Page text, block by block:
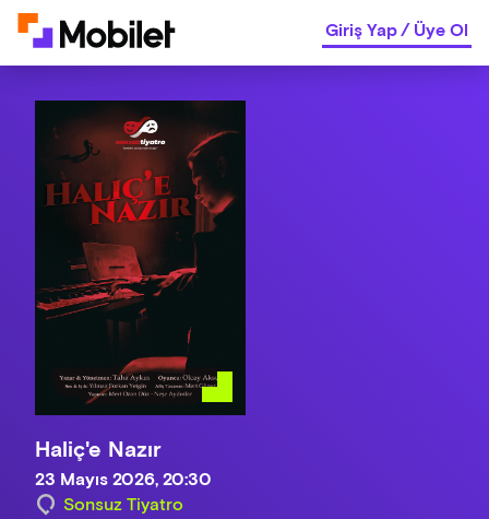
Giriş Yap/Üye Ol
Haliç'e Nazır
23 Mayıs 2026, 20:30
Sonsuz Tiyatro